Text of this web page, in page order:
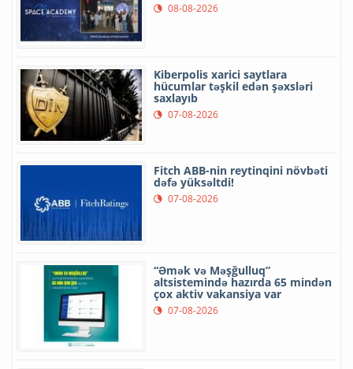
08-08-2026
Kiberpolis xarici saytlara
hücumlar təşkil edən şəxsləri
saxlayıb
07-08-2026
Fitch ABB-nin reytinqini növbəti
dəfə yüksəltdi!
07-08-2026
“Əmək və Məşğulluq”
altsistemində hazırda 65 mindən
çox aktiv vakansiya var
07-08-2026